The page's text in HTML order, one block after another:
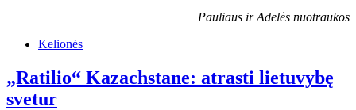
Pauliaus ir Adelės nuotraukos
Kelionės
„Ratilio“ Kazachstane: atrasti lietuvybę
svetur